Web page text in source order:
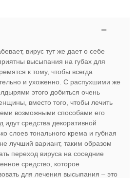
вирус тут же дает о себе
высыпания на губах для
к тому, чтобы всегда
и ухоженно. С распухшими же
этого добиться очень
вместо того, чтобы лечить
возможными способами его
идут средства декоративной
слоев тонального крема и губная
лучший вариант, таким образом
переход вируса на соседние
средство, которое
для лечения высыпания – это